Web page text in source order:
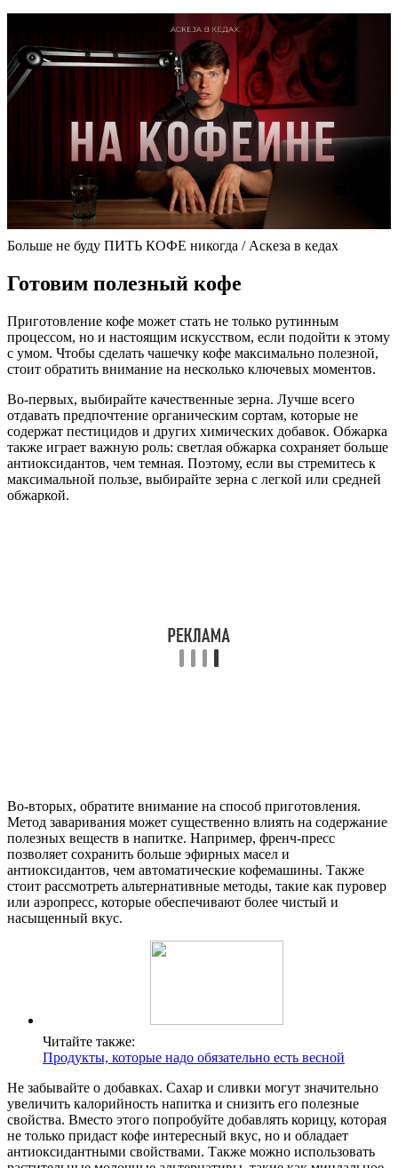
Больше не буду ПИТЬ КОФЕ никогда / Аскеза в кедах
Готовим полезный кофе
Приготовление кофе может стать не только рутинным
процессом, но и настоящим искусством, если подойти к этому
с умом. Чтобы сделать чашечку кофе максимально полезной,
стоит обратить внимание на несколько ключевых моментов.
Во-первых, выбирайте качественные зерна. Лучше всего
отдавать предпочтение органическим сортам, которые не
содержат пестицидов и других химических добавок. Обжарка
также играет важную роль: светлая обжарка сохраняет больше
антиоксидантов, чем темная. Поэтому, если вы стремитесь к
максимальной пользе, выбирайте зерна с легкой или средней
обжаркой.
Во-вторых, обратите внимание на способ приготовления.
Метод заваривания может существенно влиять на содержание
полезных веществ в напитке. Например, френч-пресс
позволяет сохранить больше эфирных масел и
антиоксидантов, чем автоматические кофемашины. Также
стоит рассмотреть альтернативные методы, такие как пуровер
или аэропресс, которые обеспечивают более чистый и
насыщенный вкус.
Читайте также:
Продукты, которые надо обязательно есть весной
Не забывайте о добавках. Сахар и сливки могут значительно
увеличить калорийность напитка и снизить его полезные
свойства. Вместо этого попробуйте добавлять корицу, которая
не только придаст кофе интересный вкус, но и обладает
антиоксидантными свойствами. Также можно использовать